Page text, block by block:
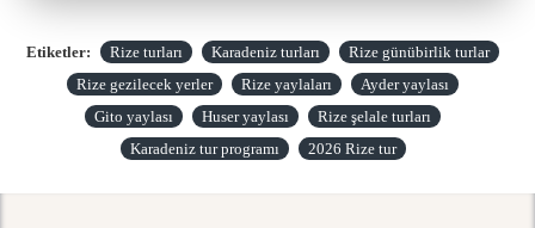
Etiketler: Rize turları Karadeniz turları
Rize günübirlik turlar
Rize gezilecek yerler
Rize yaylaları
Ayder yaylası
Gito yaylası
Huser yaylası
Rize şelale turları
Karadeniz tur programı
2026 Rize tur